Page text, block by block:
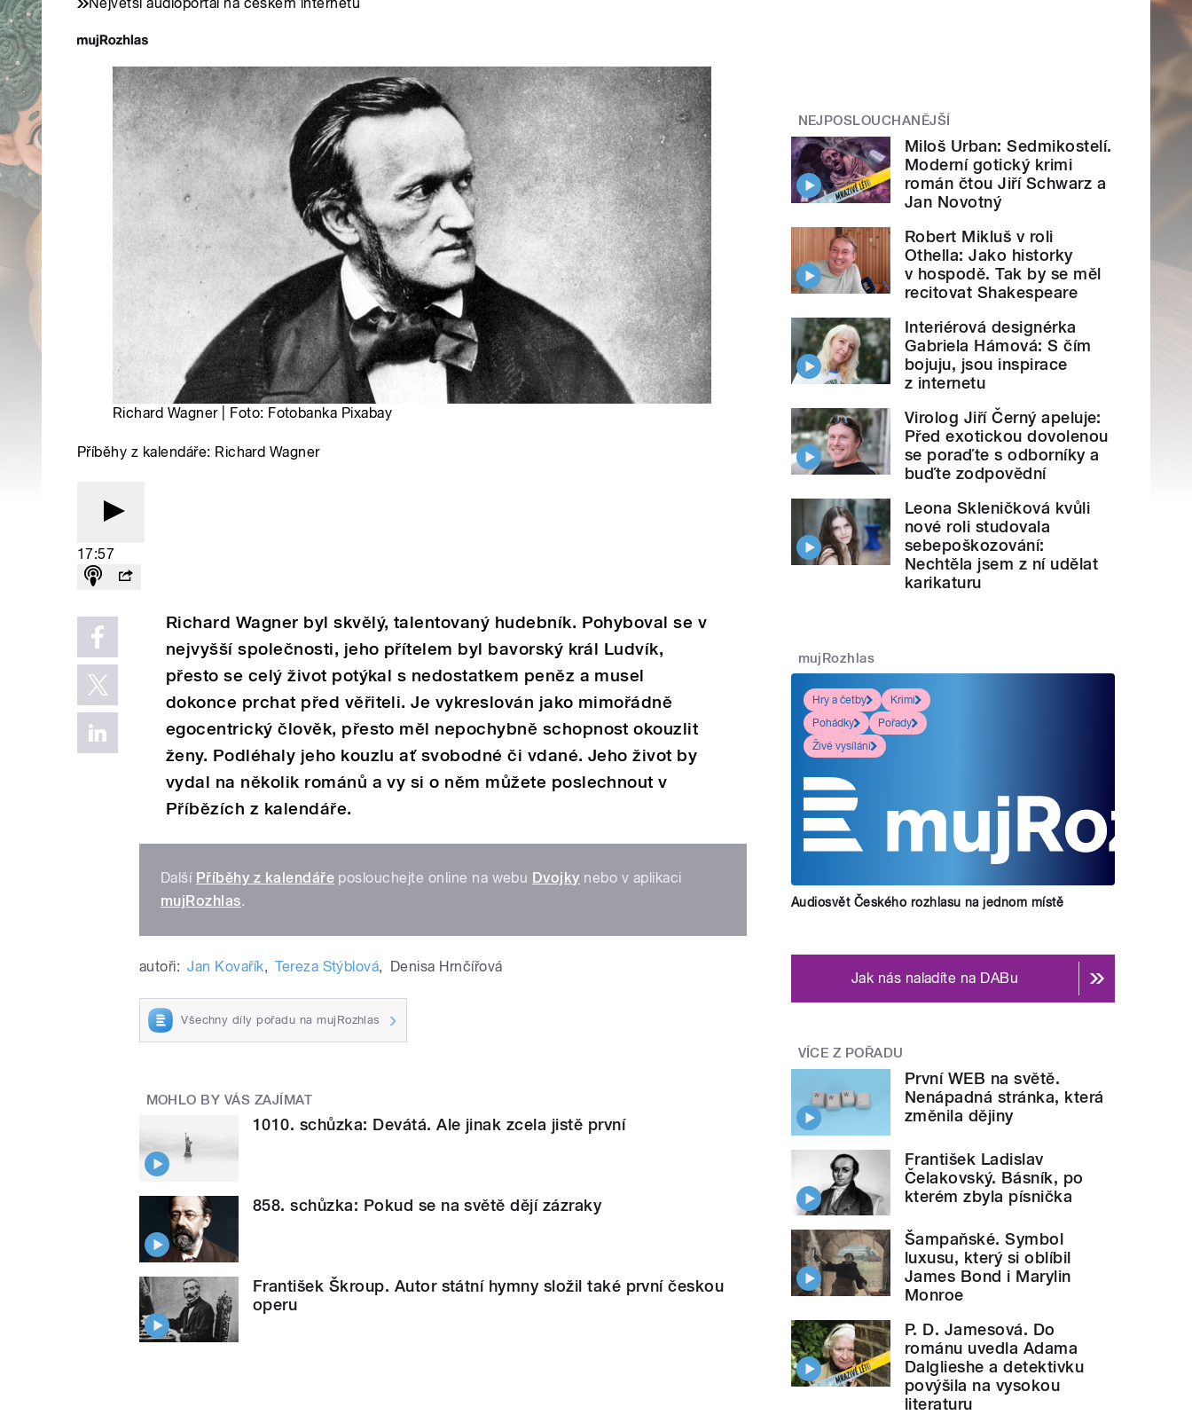
Richard Wagner | Foto: Fotobanka Pixabay
Příběhy z kalendáře: Richard Wagner
17:57
Richard Wagner byl skvělý, talentovaný hudebník. Pohyboval se v
nejvyšší společnosti, jeho přítelem byl bavorský král Ludvík,
přesto se celý život potýkal s nedostatkem peněz a musel
dokonce prchat před věřiteli. Je vykreslován jako mimořádně
egocentrický člověk, přesto měl nepochybně schopnost okouzlit
ženy. Podléhaly jeho kouzlu ať svobodné či vdané. Jeho život by
vydal na několik románů a vy si o něm můžete poslechnout v
Příbězích z kalendáře.
Další Příběhy z kalendáře poslouchejte online na webu Dvojky nebo v aplikaci
mujRozhlas.
autoři: Jan Kovařík, Tereza Stýblová, Denisa Hrnčířová
Všechny díly pořadu na mujRozhlas
MOHLO BY VÁS ZAJÍMAT
1010. schůzka: Devátá. Ale jinak zcela jistě první
858. schůzka: Pokud se na světě dějí zázraky
František Škroup. Autor státní hymny složil také první českou
operu
NEJPOSLOUCHANĚJŠÍ
Miloš Urban: Sedmikostelí.
Moderní gotický krimi
román čtou Jiří Schwarz a
Jan Novotný
Robert Mikluš v roli
Othella: Jako historky
v hospodě. Tak by se měl
recitovat Shakespeare
Interiérová designérka
Gabriela Hámová: S čím
bojuju, jsou inspirace
z internetu
Virolog Jiří Černý apeluje:
Před exotickou dovolenou
se poraďte s odborníky a
buďte zodpovědní
Leona Skleničková kvůli
nové roli studovala
sebepoškozování:
Nechtěla jsem z ní udělat
karikaturu
mujRozhlas
Hry a četby
Krimi
Pohádky
Pořady
Živé vysílání
Audiosvět Českého rozhlasu na jednom místě
Jak nás naladíte na DABu
VÍCE Z POŘADU
První WEB na světě.
Nenápadná stránka, která
změnila dějiny
František Ladislav
Čelakovský. Básník, po
kterém zbyla písnička
Šampaňské. Symbol
luxusu, který si oblíbil
James Bond i Marylin
Monroe
P. D. Jamesová. Do
románu uvedla Adama
Dalglieshe a detektivku
povýšila na vysokou
literaturu